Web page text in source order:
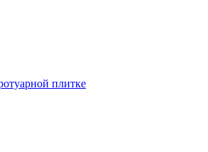
плитке